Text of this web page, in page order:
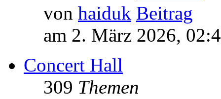
von haiduk
am 2. März 2026,
Concert Hall
309 Themen